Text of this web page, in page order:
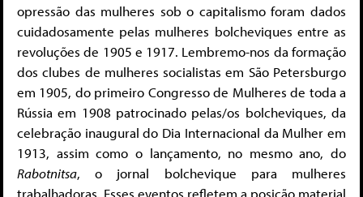
opressão das mulheres sob o capitalismo foram dados
cuidadosamente pelas mulheres bolcheviques entre as
revoluções de 1905 e 1917. Lembremo-nos da formação
dos clubes de mulheres socialistas em São Petersburgo
em 1905, do primeiro Congresso de Mulheres de toda a
Rússia em 1908 patrocinado pelas/os bolcheviques, da
celebração inaugural do Dia Internacional da Mulher em
1913, assim como o lançamento, no mesmo ano, do
Rabotnitsa, o jornal bolchevique para mulheres
trabalhadoras. Esses eventos refletem a posição material